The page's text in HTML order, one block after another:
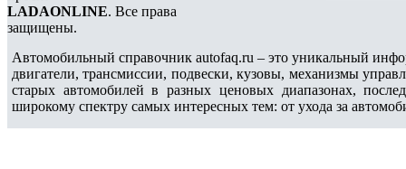
LADAONLINE. Все права
защищены.
Автомобильный справочник autofaq.ru – это уникальный
двигатели, трансмиссии, подвески, кузовы, механизмы
старых автомобилей в разных ценовых диапазонах,
широкому спектру самых интересных тем: от ухода за